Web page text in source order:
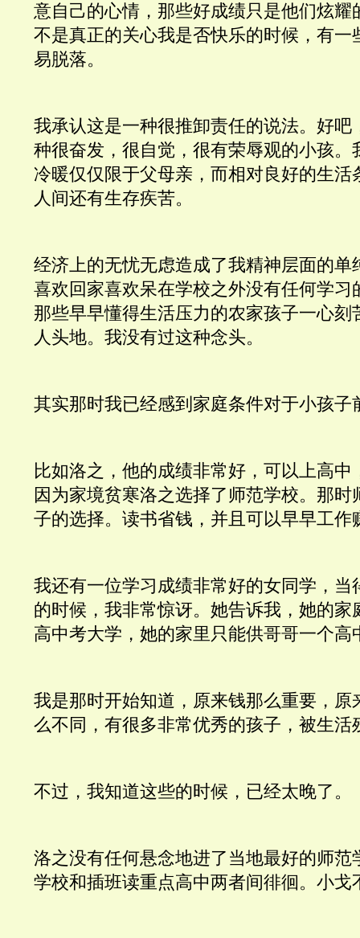
意自己的心情，那些好成绩只是他们炫耀
不是真正的关心我是否快乐的时候，有一
易脱落。
我承认这是一种很推卸责任的说法。好吧
种很奋发，很自觉，很有荣辱观的小孩。
冷暖仅仅限于父母亲，而相对良好的生活
人间还有生存疾苦。
经济上的无忧无虑造成了我精神层面的单
喜欢回家喜欢呆在学校之外没有任何学习
那些早早懂得生活压力的农家孩子一心刻
人头地。我没有过这种念头。
其实那时我已经感到家庭条件对于小孩子
比如洛之，他的成绩非常好，可以上高中
因为家境贫寒洛之选择了师范学校。那时
子的选择。读书省钱，并且可以早早工作
我还有一位学习成绩非常好的女同学，当
的时候，我非常惊讶。她告诉我，她的家
高中考大学，她的家里只能供哥哥一个高
我是那时开始知道，原来钱那么重要，原
么不同，有很多非常优秀的孩子，被生活
不过，我知道这些的时候，已经太晚了。
洛之没有任何悬念地进了当地最好的师范
学校和插班读重点高中两者间徘徊。小戈